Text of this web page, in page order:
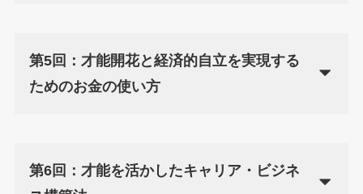
第5回：才能開花と経済的自立を実現する
ためのお金の使い方
第6回：才能を活かしたキャリア・ビジネ